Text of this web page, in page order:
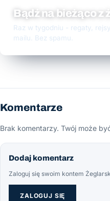
Bądź na bieżąco z
Raz w tygodniu - regaty,
mailu. Bez spamu.
Komentarze
Brak komentarzy. Twój może
Dodaj komentarz
Zaloguj się swoim kontem
ZALOGUJ SIĘ